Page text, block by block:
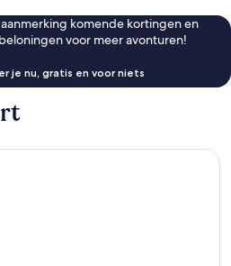
komende kortingen en
voor meer avonturen!
je nu, gratis en voor niets